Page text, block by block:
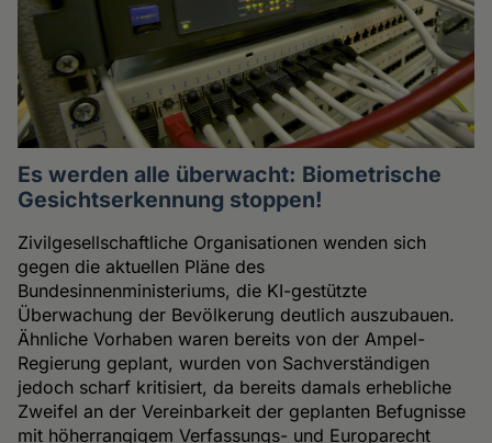
Es werden alle überwacht: Biometrische
Gesichtserkennung stoppen!
Zivilgesellschaftliche Organisationen wenden sich
gegen die aktuellen Pläne des
Bundesinnenministeriums, die KI-gestützte
Überwachung der Bevölkerung deutlich auszubauen.
Ähnliche Vorhaben waren bereits von der Ampel-
Regierung geplant, wurden von Sachverständigen
jedoch scharf kritisiert, da bereits damals erhebliche
Zweifel an der Vereinbarkeit der geplanten Befugnisse
mit höherrangigem Verfassungs- und Europarecht